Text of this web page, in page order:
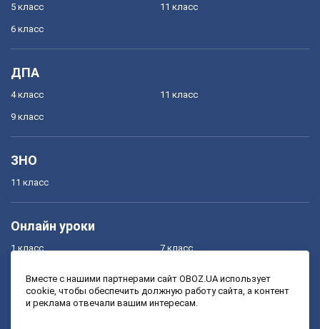
5 класс
6 класс
11 класс
ДПА
4 класс
9 класс
11 класс
ЗНО
11 класс
Онлайн уроки
1 класс
3 класс
7 класс
9 класс
Вместе с нашими партнерами сайт OBOZ.UA использует
cookie, чтобы обеспечить должную работу сайта, а контент
и реклама отвечали вашим интересам.